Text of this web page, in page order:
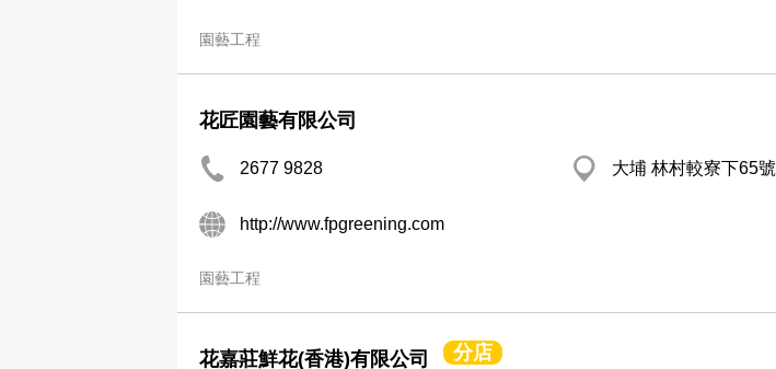
園藝工程
花匠園藝有限公司
2677 9828 大埔 林村較寮下65號
http://www.fpgreening.com
園藝工程
花嘉莊鮮花(香港)有限公司 分店